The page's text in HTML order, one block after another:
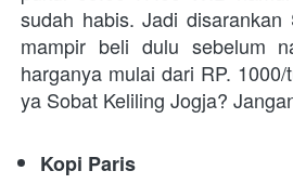
sudah habis. Jadi disarankan
mampir beli dulu sebelum
harganya mulai dari RP.
ya Sobat Keliling Jogja?
Kopi Paris